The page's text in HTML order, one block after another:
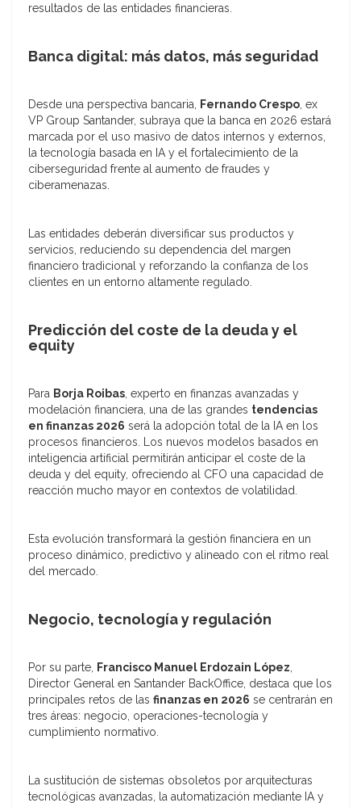
resultados de las entidades financieras.
Banca digital: más datos, más seguridad
Desde una perspectiva bancaria, Fernando Crespo, ex
VP Group Santander, subraya que la banca en 2026 estará
marcada por el uso masivo de datos internos y externos,
la tecnología basada en IA y el fortalecimiento de la
ciberseguridad frente al aumento de fraudes y
ciberamenazas.
Las entidades deberán diversificar sus productos y
servicios, reduciendo su dependencia del margen
financiero tradicional y reforzando la confianza de los
clientes en un entorno altamente regulado.
Predicción del coste de la deuda y el
equity
Para Borja Roibas, experto en finanzas avanzadas y
modelación financiera, una de las grandes tendencias
en finanzas 2026 será la adopción total de la IA en los
procesos financieros. Los nuevos modelos basados en
inteligencia artificial permitirán anticipar el coste de la
deuda y del equity, ofreciendo al CFO una capacidad de
reacción mucho mayor en contextos de volatilidad.
Esta evolución transformará la gestión financiera en un
proceso dinámico, predictivo y alineado con el ritmo real
del mercado.
Negocio, tecnología y regulación
Por su parte, Francisco Manuel Erdozain López,
Director General en Santander BackOffice, destaca que los
principales retos de las finanzas en 2026 se centrarán en
tres áreas: negocio, operaciones-tecnología y
cumplimiento normativo.
La sustitución de sistemas obsoletos por arquitecturas
tecnológicas avanzadas, la automatización mediante IA y